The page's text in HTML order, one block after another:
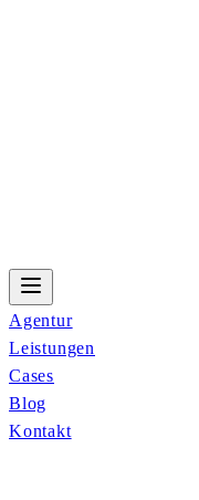
Agentur
Leistungen
Cases
Blog
Kontakt